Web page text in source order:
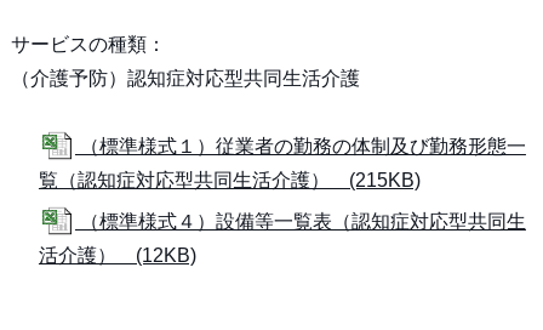
サービスの種類：
（介護予防）認知症対応型共同生活介護
（標準様式１）従業者の勤務の体制及び勤務形態一
覧（認知症対応型共同生活介護） (215KB)
（標準様式４）設備等一覧表（認知症対応型共同生
活介護） (12KB)